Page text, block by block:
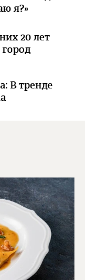
я?»
20 лет
В тренде